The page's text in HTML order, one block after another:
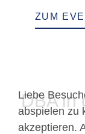
ZUM
DBA in
Liebe
abspielen zu
akzeptieren.